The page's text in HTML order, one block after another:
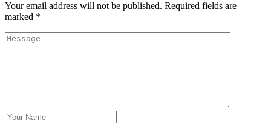
Your email address will not be published. Required fields are
marked *